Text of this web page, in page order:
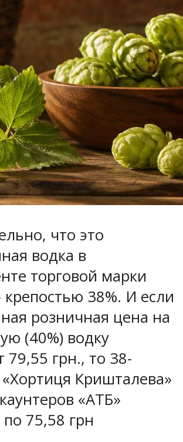
что это
водка в
торговой марки
крепостью 38%. И если
розничная цена на
(40%) водку
79,55 грн., то 38-
«Хортиця Кришталева»
«АТБ»
75,58 грн